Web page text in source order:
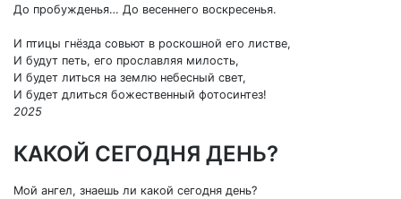
До пробужденья… До весеннего воскресенья.
И птицы гнёзда совьют в роскошной его листве,
И будут петь, его прославляя милость,
И будет литься на землю небесный свет,
И будет длиться божественный фотосинтез!
2025
КАКОЙ СЕГОДНЯ ДЕНЬ?
Мой ангел, знаешь ли какой сегодня день?